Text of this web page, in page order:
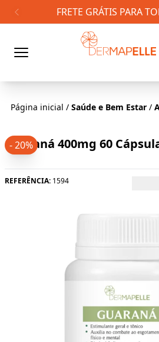
FRETE GRÁTIS PARA
Página inicial / Saúde e Bem Estar /
Guaraná 400mg 60
REFERÊNCIA: 1594
- 20%